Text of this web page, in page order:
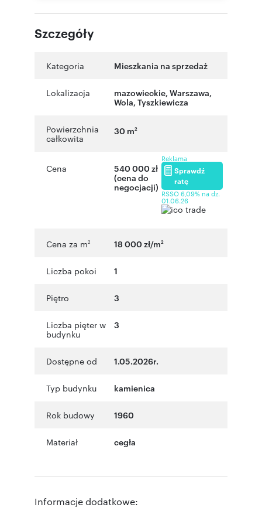
Szczegóły
Kategoria Mieszkania na sprzedaż
Lokalizacja mazowieckie, Warszawa,
Wola, Tyszkiewicza
Powierzchnia
całkowita
30 m2
Cena
540 000 zł
(cena do
negocjacji)
Reklama
Sprawdź
ratę
RSSO 6,09% na dz.
01.06.26
Cena za m2 18 000 zł/m2
Liczba pokoi 1
Piętro 3
Liczba pięter w
budynku
3
Dostępne od 1.05.2026r.
Typ budynku kamienica
Rok budowy 1960
Materiał cegła
Informacje dodatkowe: